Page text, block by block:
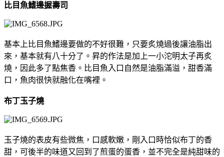
比目魚鰭邊握壽司
基本上比目魚鰭邊要做的不好很難，只要炙燒過後讓油脂出
來，基本就有八十分了。昇的作法是加上一小沱明太子再炙
燒，因此多了點焦香。比目魚入口自然是油脂滿溢，甜香滿
口，魚肉很快就融化在嘴裡。
布丁玉子燒
玉子燒的表皮有些微焦，口感軟嫩，剛入口時恰似布丁的香
甜，可後半的味道又回到了煎蛋的蛋香，並不完全是純甜味的